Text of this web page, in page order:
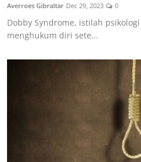
Averroes Gibraltar Dec 29, 2023 0
Dobby Syndrome, istilah
menghukum diri sete...